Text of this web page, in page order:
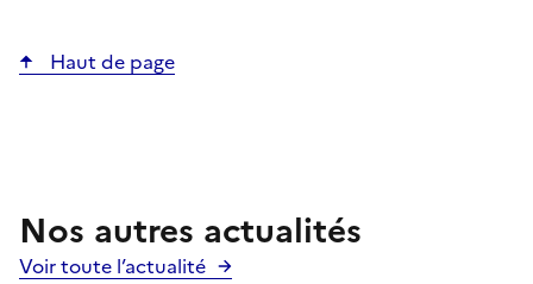
Haut de page
Nos autres actualités
Voir toute l’actualité